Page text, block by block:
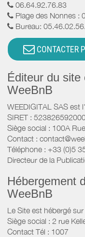
06.64.92.76.83
Plage des Nonnes :
Bureau:
CONTACTER
Éditeur du
WeeBnB
WEEDIGITAL SAS est
SIRET :
Siège social : 100A
Contact :
Téléphone : +33 (0)5
Directeur de la
Hébergement
WeeBnB
Le Site est hébergé
Siège social : 2 rue
Contact Tél : 1007